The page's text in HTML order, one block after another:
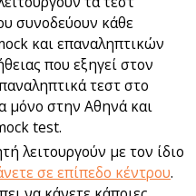
συνοδεύουν κάθε
και επαναληπτικών
που εξηγεί στον
τεστ στο
μόνο στην Αθηνά και
test.
λειτουργούν με τον ίδιο
σε επίπεδο κέντρου.